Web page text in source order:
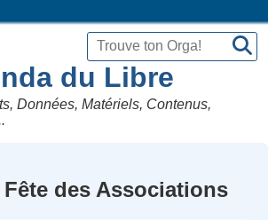
du Libre
Données, Matériels, Contenus,
Fête des Associations